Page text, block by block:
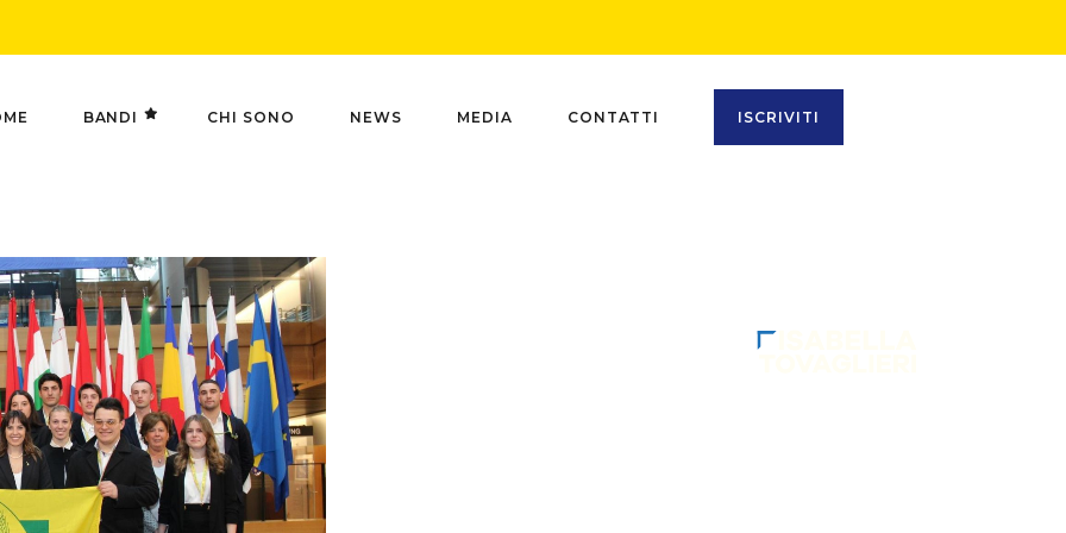
BANDI CHI SONO NEWS MEDIA CONTATTI ISCRIVITI